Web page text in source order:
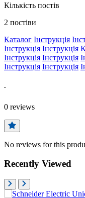
Кількість постів
2 постіви
Каталог Інструкція
Інструкція Інструкція
Інструкція Інструкція
Інструкція Інструкція
-
0 reviews
No reviews for this
Recently Viewed